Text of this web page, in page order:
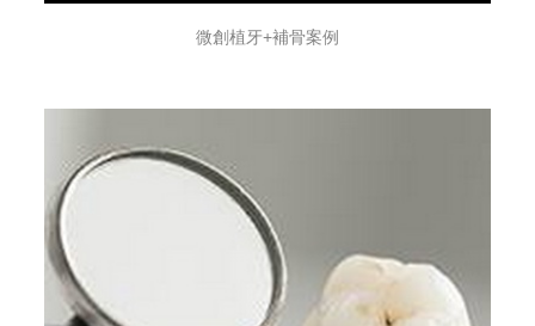
微創植牙+補骨案例